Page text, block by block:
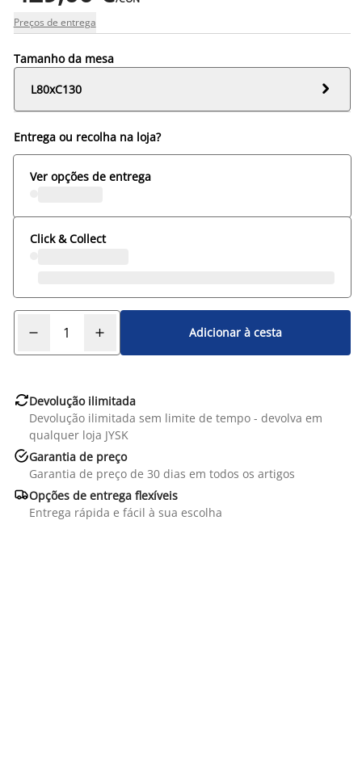
Preços de entrega
Tamanho da mesa
L80xC130

Entrega ou recolha na loja?
Ver opções de entrega
Click & Collect
Adicionar à cesta
Devolução ilimitada
Devolução ilimitada sem limite de tempo - devolva em
qualquer loja JYSK
Garantia de preço
Garantia de preço de 30 dias em todos os artigos
Opções de entrega flexíveis
Entrega rápida e fácil à sua escolha